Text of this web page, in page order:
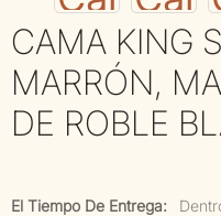
CAMA KING
MARRÓN,
DE ROBLE
El Tiempo De Entrega: